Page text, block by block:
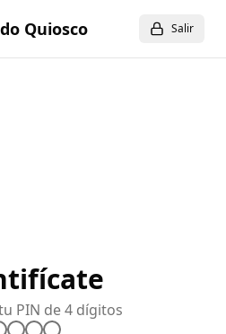
Quiosco Salir
PIN de 4 dígitos